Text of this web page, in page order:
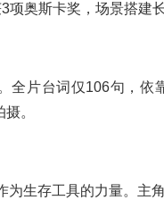
奥斯卡奖，场景搭建
全片台词仅106句，
。
为生存工具的力量。